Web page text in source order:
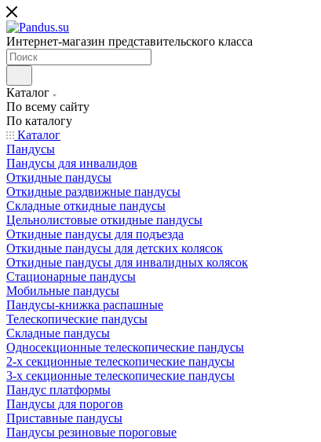
Интернет-магазин представительского класса
Каталог
По всему сайту
По каталогу
Каталог
Пандусы
Пандусы для инвалидов
Откидные пандусы
Откидные раздвижные пандусы
Складные откидные пандусы
Цельнолистовые откидные пандусы
Откидные пандусы для подъезда
Откидные пандусы для детских колясок
Откидные пандусы для инвалидных колясок
Стационарные пандусы
Мобильные пандусы
Пандусы-книжка распашные
Телескопические пандусы
Складные пандусы
Односекционные телескопические пандусы
2-х секционные телескопические пандусы
3-х секционные телескопические пандусы
Пандус платформы
Пандусы для порогов
Приставные пандусы
Пандусы резиновые пороговые